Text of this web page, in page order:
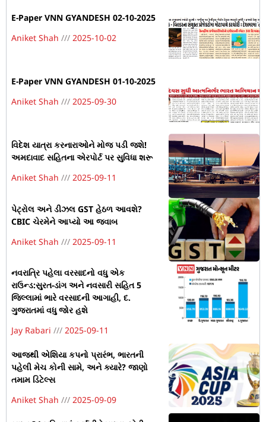
E-Paper VNN GYANDESH 02-10-2025
Aniket Shah
2025-10-02
E-Paper VNN GYANDESH 01-10-2025
Aniket Shah
2025-09-30
વિદેશ યાત્રા કરનારાઓને મોજ પડી જશે!
અમદાવાદ સહિતના એરપોર્ટ પર સુવિધા શરૂ
Aniket Shah
2025-09-11
પેટ્રોલ અને ડીઝલ GST હેઠળ આવશે?
CBIC ચેરમેને આપ્યો આ જવાબ
Aniket Shah
2025-09-11
નવરાત્રિ પહેલા વરસાદનો વધુ એક
રાઉન્ડ:સુરત-ડાંગ અને નવસારી સહિત 5
જિલ્લામાં ભારે વરસાદની આગાહી, દ.
ગુજરાતમાં વધુ જોર હશે
Jay Rabari
2025-09-11
આજથી એશિયા કપનો પ્રારંભ, ભારતની
પહેલી મેચ કોની સામે, અને ક્યારે? જાણો
તમામ ડિટેલ્સ
Aniket Shah
2025-09-09